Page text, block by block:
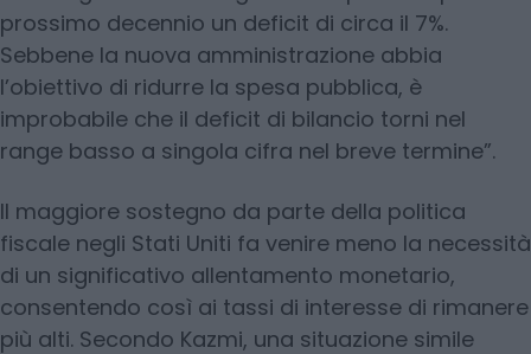
prossimo decennio un deficit di circa il 7%.
Sebbene la nuova amministrazione abbia
l’obiettivo di ridurre la spesa pubblica, è
improbabile che il deficit di bilancio torni nel
range basso a singola cifra nel breve termine”.
Il maggiore sostegno da parte della politica
fiscale negli Stati Uniti fa venire meno la necessità
di un significativo allentamento monetario,
consentendo così ai tassi di interesse di rimanere
più alti. Secondo Kazmi, una situazione simile